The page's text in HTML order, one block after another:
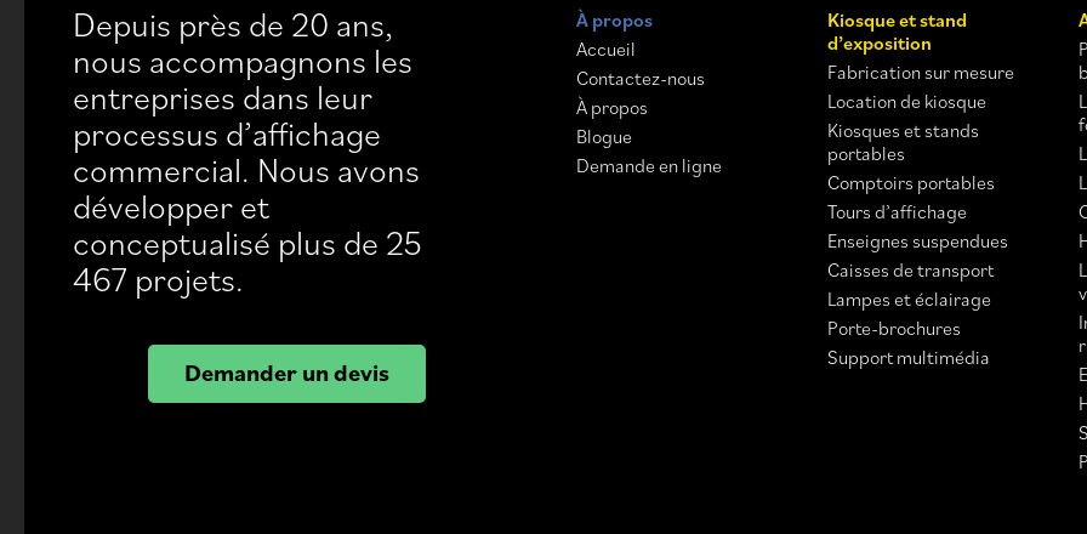
Depuis près de 20 ans,
nous accompagnons les
entreprises dans leur
processus d’affichage
commercial. Nous avons
développer et
conceptualisé plus de 25
467 projets.
Demander un devis
À propos
Accueil
Contactez-nous
À propos
Blogue
Demande en ligne
Kiosque et stand
d’exposition
Fabrication sur mesure
Location de kiosque
Kiosques et stands
portables
Comptoirs portables
Tours d’affichage
Enseignes suspendues
Caisses de transport
Lampes et éclairage
Porte-brochures
Support multimédia